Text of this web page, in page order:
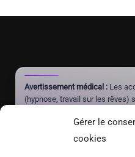
Gérer le
cookies
Avertissement médical : Les
(hypnose, travail sur les rêves)
constituent pas un acte
ne doivent jamais se substituer